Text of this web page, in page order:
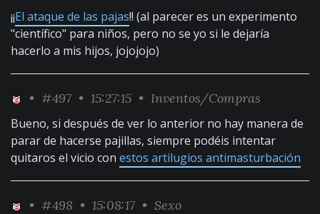
¡¡El ataque de las pajas!! (al parecer es un experimento
"científico" para niños, pero no se yo si le dejaría
hacerlo a mis hijos, jojojojo)
• #497 • 15:27:15 • Inventos/Compras
Bueno, si después de ver lo anterior no hay manera de
parar de hacerse pajillas, siempre podéis intentar
quitaros el vicio con estos artilugios antimasturbación
• #498 • 15:08:17 • Sexo